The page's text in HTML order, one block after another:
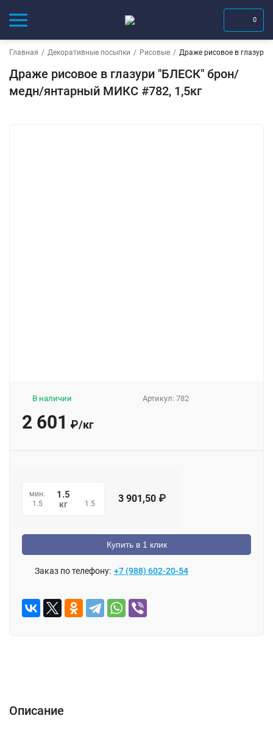
0
Главная / Декоративные посыпки / Рисовые / Драже рисовое в
Драже рисовое в глазури "БЛЕСК" брон/
медн/янтарный МИКС #782, 1,5кг
Артикул: 782
В наличии
2 601 ₽/кг
мин.
1.5
кг 1.5 3 901,50 ₽
Купить в 1 клик
Заказ по телефону: +7 (988) 602-20-54
Описание